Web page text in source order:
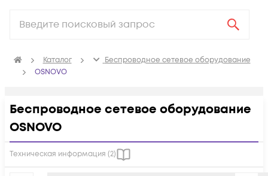
Каталог
Беспроводное сетевое оборудование
OSNOVO
Беспроводное сетевое оборудование
OSNOVO
Техническая информация (2)